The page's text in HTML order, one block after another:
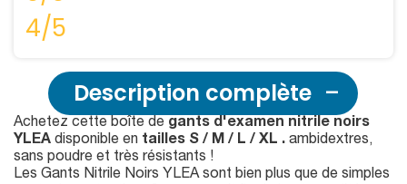
4/5
Description complète
Achetez cette boîte de gants d'examen nitrile noirs
YLEA disponible en tailles S / M / L / XL . ambidextres,
sans poudre et très résistants !
Les Gants Nitrile Noirs YLEA sont bien plus que de simples